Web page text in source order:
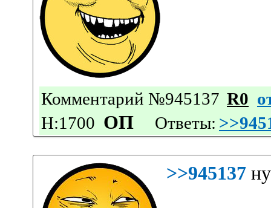
Комментарий №945137 R0
Н:1700 ОП Ответы:
>>945137